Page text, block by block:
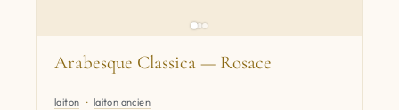
Arabesque Classica — Rosace
laiton laiton ancien